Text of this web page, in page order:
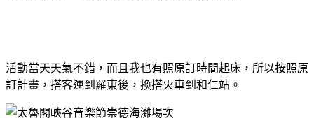
活動當天天氣不錯，而且我也有照原訂時間起床，所以按照原
訂計畫，搭客運到羅東後，換搭火車到和仁站。